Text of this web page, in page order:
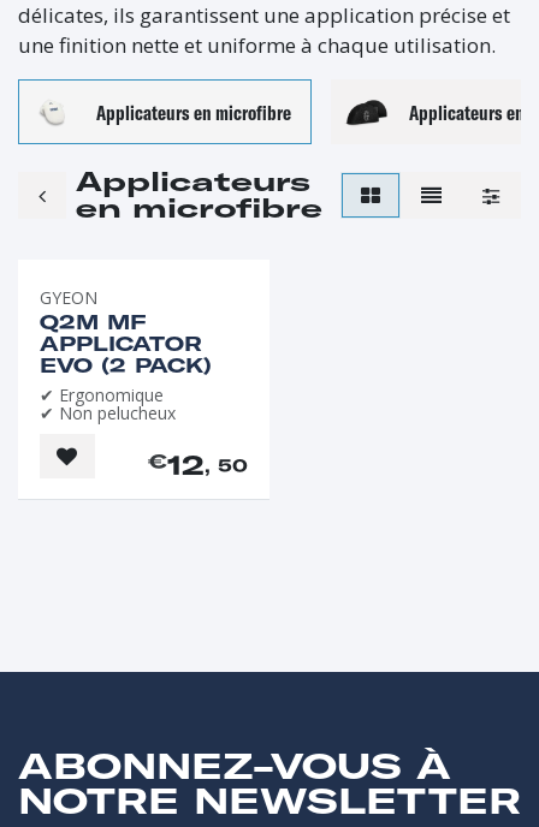
délicates, ils garantissent une application précise et
une finition nette et uniforme à chaque utilisation.
Applicateurs en microfibre Applicateurs en
Applicateurs
en microfibre
GYEON
Q2M MF
APPLICATOR
EVO (2 PACK)
✔ Ergonomique
✔ Non pelucheux
€12, 50
ABONNEZ-VOUS À
NOTRE NEWSLETTER